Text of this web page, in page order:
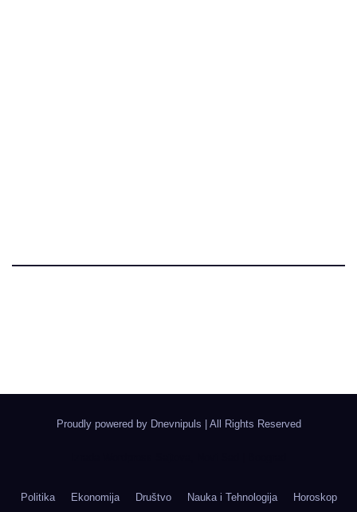
Proudly powered by Dnevnipuls All Rights Reserved
Politika Ekonomija Društvo Nauka i Tehnologija Horoskop